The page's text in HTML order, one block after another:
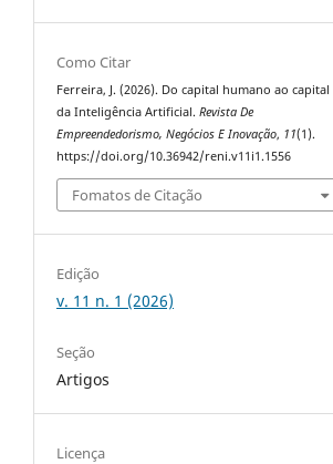
Como Citar
Ferreira, J. (2026). Do capital humano ao capital
da Inteligência Artificial.Revista De
Empreendedorismo, Negócios E Inovação, 11(1).
https://doi.org/10.36942/reni.v11i1.1556
Fomatos de Citação
Edição
v. 11 n. 1 (2026)
Seção
Artigos
Licença